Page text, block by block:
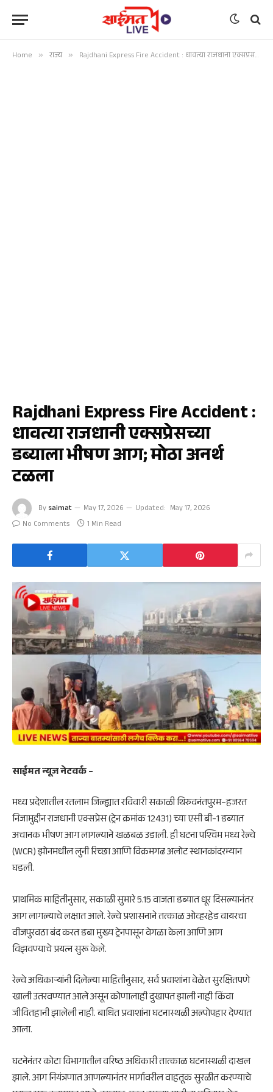
Home » राज्य » Rajdhani Express Fire Accident : धावत्या राजधानी एक्सप्रेसच्या डब्याला भीषण आग; मोठा अनर्थ टळला
Rajdhani Express Fire Accident :
धावत्या राजधानी एक्सप्रेसच्या
डब्याला भीषण आग; मोठा अनर्थ
टळला
By saimat May 17, 2026 Updated: May 17, 2026
No Comments
1 Min Read
साईमत न्यूज नेटवर्क –
मध्य प्रदेशातील रतलाम जिल्ह्यात रविवारी सकाळी थिरुवनंतपुरम–हजरत
निजामुद्दीन राजधानी एक्सप्रेस (ट्रेन क्रमांक 12431) च्या एसी बी-1 डब्यात
अचानक भीषण आग लागल्याने खळबळ उडाली. ही घटना पश्चिम मध्य रेल्वे
(WCR) झोनमधील लुनी रिच्छा आणि विक्रमगढ अलोट स्थानकांदरम्यान
घडली.
प्राथमिक माहितीनुसार, सकाळी सुमारे 5.15 वाजता डब्यात धूर दिसल्यानंतर
आग लागल्याचे लक्षात आले. रेल्वे प्रशासनाने तत्काळ ओव्हरहेड वायरचा
वीजपुरवठा बंद करत डबा मुख्य ट्रेनपासून वेगळा केला आणि आग
विझवण्याचे प्रयत्न सुरू केले.
रेल्वे अधिकाऱ्यांनी दिलेल्या माहितीनुसार, सर्व प्रवाशांना वेळेत सुरक्षितपणे
खाली उतरवण्यात आले असून कोणालाही दुखापत झाली नाही किंवा
जीवितहानी झालेली नाही. बाधित प्रवाशांना घटनास्थळी अल्पोपहार देण्यात
आला.
घटनेनंतर कोटा विभागातील वरिष्ठ अधिकारी तात्काळ घटनास्थळी दाखल
झाले. आग नियंत्रणात आणल्यानंतर मार्गावरील वाहतूक सुरळीत करण्याचे